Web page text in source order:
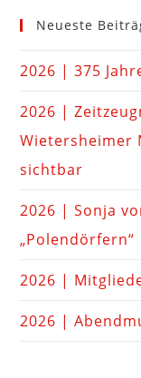
Neueste
2026 | 375
2026 |
Wietersheimer
sichtbar
2026 | Sonja
„Polendörfern“
2026 |
2026 |